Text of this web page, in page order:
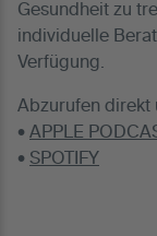
Gesundheit zu
individuelle
Verfügung.
Abzurufen direkt
• APPLE
• SPOTIFY